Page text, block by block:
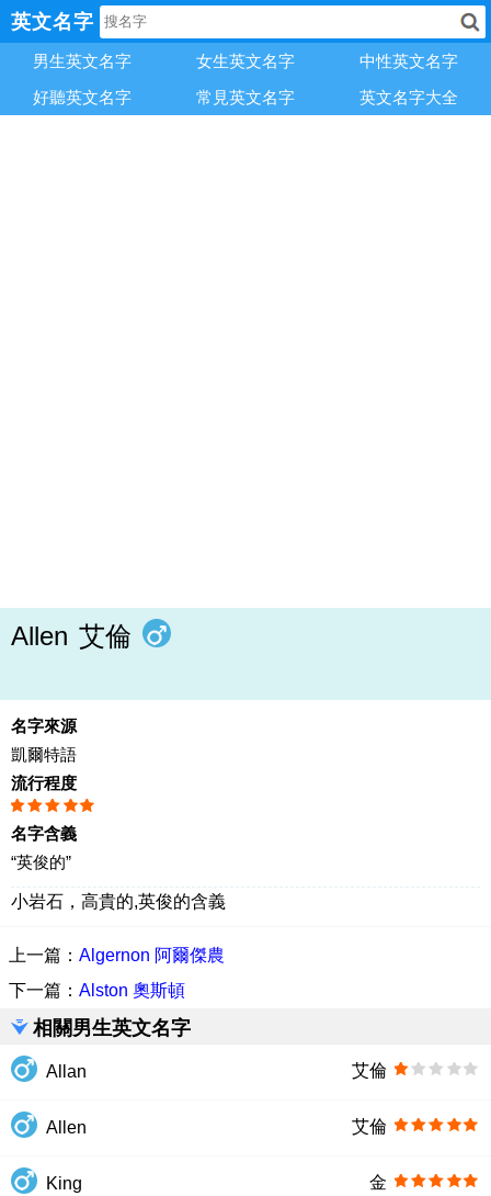
英文名字
男生英文名字 女生英文名字
中性英文名字
好聽英文名字
常見英文名字 英文名字大全
Allen 艾倫
名字來源
凱爾特語
流行程度
名字含義
“英俊的”
小岩石，高貴的,英俊的含義
上一篇： Algernon 阿爾傑農
下一篇： Alston 奧斯頓
相關男生英文名字
Allan 艾倫
Allen 艾倫
King 金